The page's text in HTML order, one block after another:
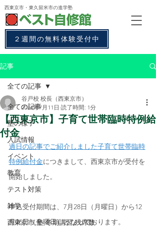
西東京市・東久留米市の進学塾
２週間の無料体験受付中
記事
全ての記事
塾の様子
入試情報
イベント
教育
テスト対策
雑学
西東京市,塾,冬期講習,残席数
全ての記事
【西東京市】子育て世帯臨時特例給
付金
谷戸校 校長（西東京市）
2014年7月11日 読了時間: 1分
過日の記事でご紹介しました子育て世帯臨時
特例給付金につきまして、西東京市が受付を
開始しました。
申込受付期間は、7月28日（月曜日）から12
月26日（金曜日）となっております。